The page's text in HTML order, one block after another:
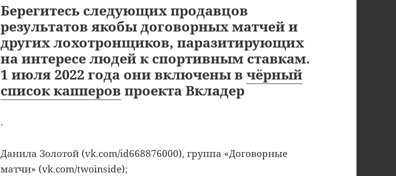
Берегитесь следующих продавцов
результатов якобы договорных матчей и
других лохотронщиков, паразитирующих
на интересе людей к спортивным ставкам.
1 июля 2022 года они включены вчёрный
список капперов проекта Вкладер
.
Данила Золотой (vk.com/id668876000), группа «Договорные
матчи» (vk.com/twoinside);